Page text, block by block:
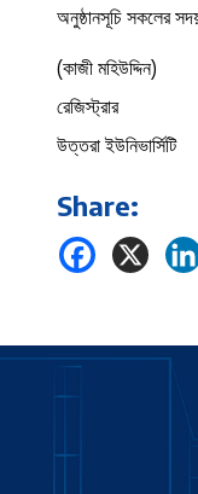
অনুষ্ঠানসূচি সকলের
(কাজী মহিউদ্দিন)
রেজিস্ট্রার
উত্তরা ইউনিভার্সিটি
Share: